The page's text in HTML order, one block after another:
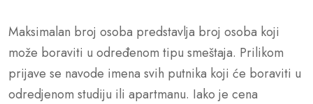
Maksimalan broj osoba predstavlja broj osoba koji
može boraviti u određenom tipu smeštaja. Prilikom
prijave se navode imena svih putnika koji će boraviti u
odredjenom studiju ili apartmanu. Iako je cena